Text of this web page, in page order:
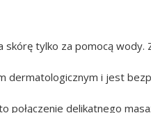
skórę tylko za pomocą
dermatologicznym i jest
połączenie delikatnego